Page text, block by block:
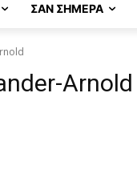
ΣΑΝ ΣΗΜΕΡΑ
Arnold